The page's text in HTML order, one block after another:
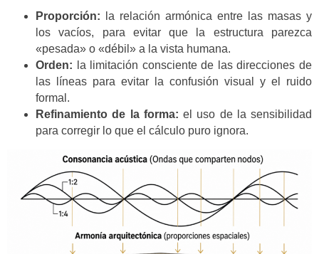
Proporción: la relación armónica entre las masas y
los vacíos, para evitar que la estructura parezca
«pesada» o «débil» a la vista humana.
Orden: la limitación consciente de las direcciones de
las líneas para evitar la confusión visual y el ruido
formal.
Refinamiento de la forma: el uso de la sensibilidad
para corregir lo que el cálculo puro ignora.